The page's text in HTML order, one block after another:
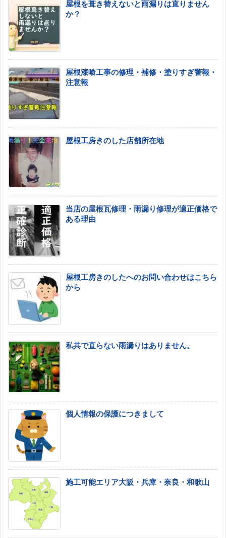
屋根を葺き替えないと雨漏りは直りません
か？
屋根漆喰工事の修理・補修・塗りすぎ警報・
注意報
屋根工房きのした店舗所在地
当店の屋根瓦修理・雨漏り修理が適正価格で
ある理由
屋根工房きのしたへのお問い合わせはこちら
から
私共で直らない雨漏りはありません。
個人情報の保護につきまして
施工可能エリア大阪・兵庫・奈良・和歌山